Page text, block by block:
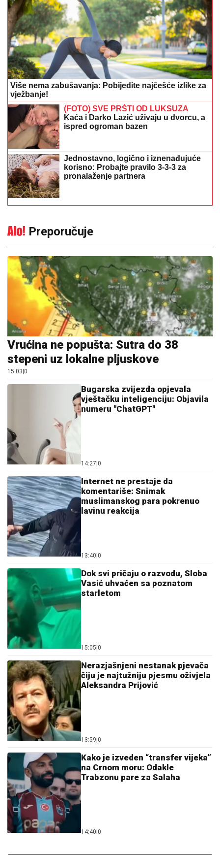
Više nema zabušavanja: Pobijedite najčešće izlike za
vježbanje!
(FOTO) SVE PRŠTI OD LUKSUZA
Kaća i Darko Lazić uživaju u dvorcu, a
ispred ogroman bazen
Jednostavno, logično i iznenađujuće
korisno: Probajte pravilo 3-3-3 za
pronalaženje partnera
Preporučuje
Vrućina ne popušta: Sutra do 38
stepeni uz lokalne pljuskove
15:03 0
Bugarska zvijezda opjevala
vještačku inteligenciju: Objavila
numeru "ChatGPT"
14:27 0
Internet ne prestaje da
komentariše: Snimak
muslimanskog para pokrenuo
lavinu reakcija
13:40 0
Dok svi pričaju o razvodu, Sloba
Vasić uhvaćen sa poznatom
starletom
15:05 0
Nerazjašnjeni nestanak pjevača
čiju je najtužniju pjesmu oživjela
Aleksandra Prijović
13:59 0
Kako je izveden “transfer vijeka”
na Crnom moru: Odakle
Trabzonu pare za Salaha
14:40 0